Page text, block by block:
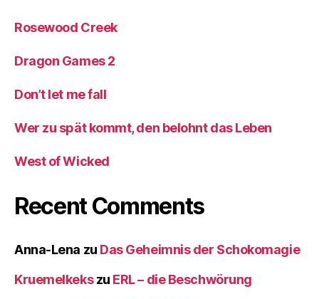
Rosewood Creek
Dragon Games 2
Don’t let me fall
Wer zu spät kommt, den belohnt das Leben
West of Wicked
Recent Comments
Anna-Lena zu Das Geheimnis der Schokomagie
Kruemelkekszu ERL – die Beschwörung